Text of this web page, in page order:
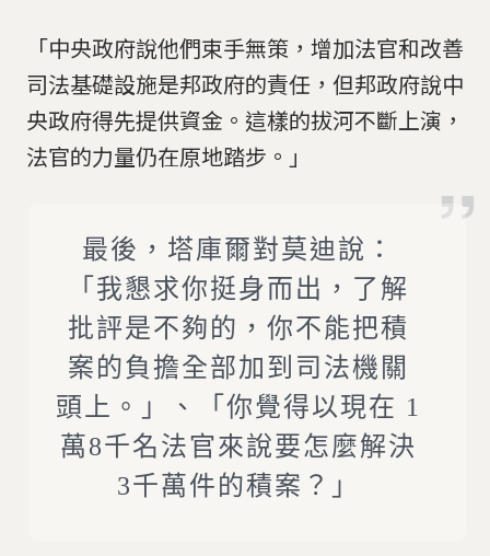
「中央政府說他們束手無策，增加法官和改善
司法基礎設施是邦政府的責任，但邦政府說中
央政府得先提供資金。這樣的拔河不斷上演，
法官的力量仍在原地踏步。」
最後，塔庫爾對莫迪說：
「我懇求你挺身而出，了解
批評是不夠的，你不能把積
案的負擔全部加到司法機關
頭上。」、「你覺得以現在 1
萬8千名法官來說要怎麼解決
3千萬件的積案？」